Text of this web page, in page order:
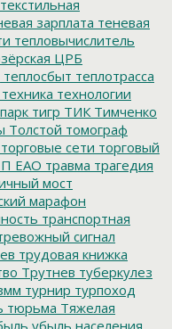
текстильная
зарплата теневая
тепловычислитель
ЦРБ
теплосбыт теплотрасса
техника технологии
тигр ТИК Тимченко
Толстой томограф
торговые сети торговый
ЕАО травма трагедия
мост
марафон
транспортная
сигнал
трудовая книжка
Трутнев туберкулез
турнир турпоход
тюрьма Тяжелая
убыль населения